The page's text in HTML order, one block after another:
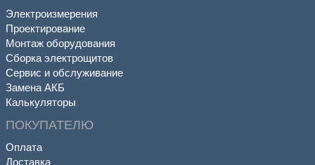
Электроизмерения
Проектирование
Монтаж оборудования
Сборка электрощитов
Сервис и обслуживание
Замена АКБ
Калькуляторы
ПОКУПАТЕЛЮ
Оплата
Доставка